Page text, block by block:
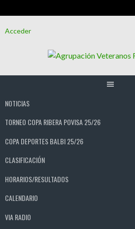
alAcceder
NOTICIAS
TORNEO COPA RIBERA POVISA 25/26
COPA DEPORTES BALBI 25/26
CLASIFICACIÓN
HORARIOS/RESULTADOS
CALENDARIO
VIA RADIO